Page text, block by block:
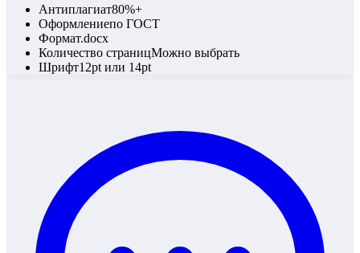
Антиплагиат80%+
Оформлениепо ГОСТ
Формат.docx
Количество страницМожно выбрать
Шрифт12pt или 14pt